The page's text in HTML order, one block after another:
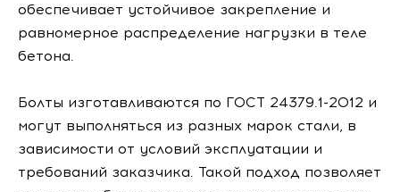
обеспечивает устойчивое закрепление и
равномерное распределение нагрузки в теле
бетона.
Болты изготавливаются по ГОСТ 24379.1-2012 и
могут выполняться из разных марок стали, в
зависимости от условий эксплуатации и
требований заказчика. Такой подход позволяет